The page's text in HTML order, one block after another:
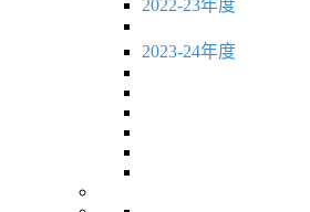
2022-23年度
2023-24年度